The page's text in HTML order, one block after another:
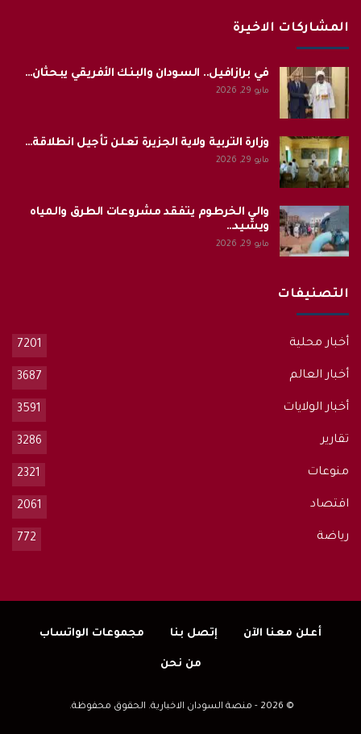
المشاركات الاخيرة
في برازافيل.. السودان والبنك الأفريقي يبحثان…
مايو 29, 2026
وزارة التربية ولاية الجزيرة تعلن تأجيل انطلاقة…
مايو 29, 2026
والي الخرطوم يتفقد مشروعات الطرق والمياه
ويشيد…
مايو 29, 2026
التصنيفات
أخبار محلية 7201
أخبار العالم 3687
أخبار الولايات 3591
تقارير 3286
منوعات 2321
اقتصاد 2061
رياضة 772
أعلن معنا الآن إتصل بنا مجموعات الواتساب
من نحن
© 2026 - منصة السودان الاخبارية. الحقوق محفوظة.